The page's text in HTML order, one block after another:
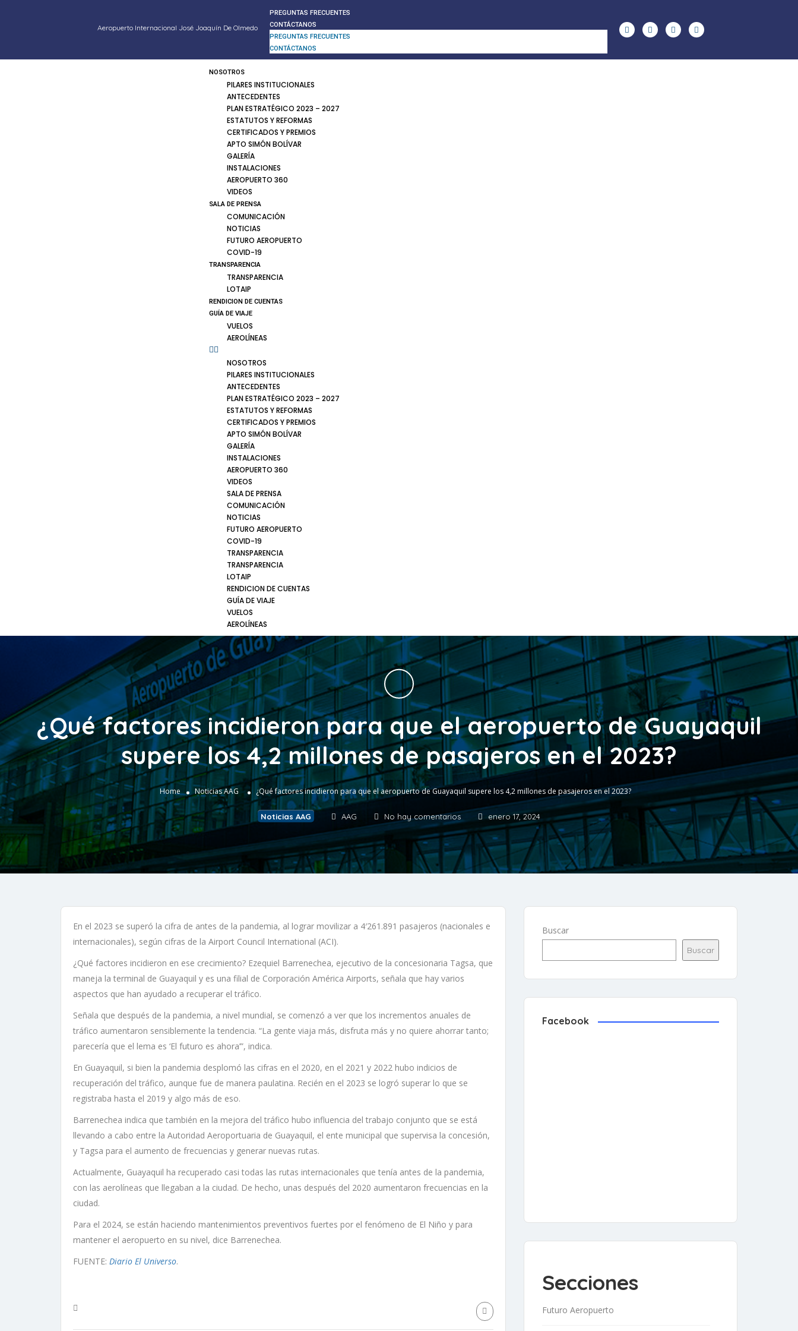
Aeropuerto Internacional José Joaquín De Olmedo
PREGUNTAS FRECUENTES
CONTÁCTANOS
PREGUNTAS FRECUENTES
CONTÁCTANOS
NOSOTROS
PILARES INSTITUCIONALES
ANTECEDENTES
PLAN ESTRATÉGICO 2023 – 2027
ESTATUTOS Y REFORMAS
CERTIFICADOS Y PREMIOS
APTO SIMÓN BOLÍVAR
GALERÍA
INSTALACIONES
AEROPUERTO 360
VIDEOS
SALA DE PRENSA
COMUNICACIÓN
NOTICIAS
FUTURO AEROPUERTO
COVID-19
TRANSPARENCIA
TRANSPARENCIA
LOTAIP
RENDICION DE CUENTAS
GUÍA DE VIAJE
VUELOS
AEROLÍNEAS
NOSOTROS
PILARES INSTITUCIONALES
ANTECEDENTES
PLAN ESTRATÉGICO 2023 – 2027
ESTATUTOS Y REFORMAS
CERTIFICADOS Y PREMIOS
APTO SIMÓN BOLÍVAR
GALERÍA
INSTALACIONES
AEROPUERTO 360
VIDEOS
SALA DE PRENSA
COMUNICACIÓN
NOTICIAS
FUTURO AEROPUERTO
COVID-19
TRANSPARENCIA
TRANSPARENCIA
LOTAIP
RENDICION DE CUENTAS
GUÍA DE VIAJE
VUELOS
AEROLÍNEAS
¿Qué factores incidieron para que el aeropuerto de Guayaquil
supere los 4,2 millones de pasajeros en el 2023?
Home Noticias AAG ¿Qué factores incidieron para que el aeropuerto de Guayaquil supere los 4,2 millones de pasajeros en el 2023?
Noticias AAG AAG No hay comentarios enero 17, 2024
En el 2023 se superó la cifra de antes de la pandemia, al lograr movilizar a 4′261.891 pasajeros (nacionales e
internacionales), según cifras de la Airport Council International (ACI).
¿Qué factores incidieron en ese crecimiento? Ezequiel Barrenechea, ejecutivo de la concesionaria Tagsa, que
maneja la terminal de Guayaquil y es una filial de Corporación América Airports, señala que hay varios
aspectos que han ayudado a recuperar el tráfico.
Señala que después de la pandemia, a nivel mundial, se comenzó a ver que los incrementos anuales de
tráfico aumentaron sensiblemente la tendencia. “La gente viaja más, disfruta más y no quiere ahorrar tanto;
parecería que el lema es ‘El futuro es ahora’”, indica.
En Guayaquil, si bien la pandemia desplomó las cifras en el 2020, en el 2021 y 2022 hubo indicios de
recuperación del tráfico, aunque fue de manera paulatina. Recién en el 2023 se logró superar lo que se
registraba hasta el 2019 y algo más de eso.
Barrenechea indica que también en la mejora del tráfico hubo influencia del trabajo conjunto que se está
llevando a cabo entre la Autoridad Aeroportuaria de Guayaquil, el ente municipal que supervisa la concesión,
y Tagsa para el aumento de frecuencias y generar nuevas rutas.
Actualmente, Guayaquil ha recuperado casi todas las rutas internacionales que tenía antes de la pandemia,
con las aerolíneas que llegaban a la ciudad. De hecho, unas después del 2020 aumentaron frecuencias en la
ciudad.
Para el 2024, se están haciendo mantenimientos preventivos fuertes por el fenómeno de El Niño y para
mantener el aeropuerto en su nivel, dice Barrenechea.
FUENTE: Diario El Universo.
Buscar
Buscar
Facebook
Secciones
Futuro Aeropuerto